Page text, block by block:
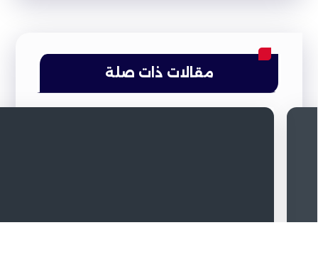
مقالات ذات صلة